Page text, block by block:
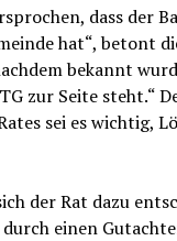
dass der
hat“, betont
bekannt
zur Seite steht.“
sei es wichtig,
der Rat dazu
einen